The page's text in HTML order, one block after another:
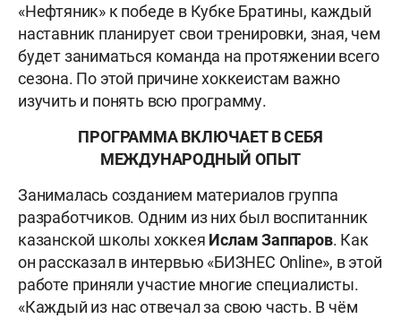
«Нефтяник» к победе в Кубке Братины, каждый
наставник планирует свои тренировки, зная, чем
будет заниматься команда на протяжении всего
сезона. По этой причине хоккеистам важно
изучить и понять всю программу.
ПРОГРАММА ВКЛЮЧАЕТ В СЕБЯ
МЕЖДУНАРОДНЫЙ ОПЫТ
Занималась созданием материалов группа
разработчиков. Одним из них был воспитанник
казанской школы хоккея Ислам Заппаров. Как
он рассказал в интервью «БИЗНЕС Online», в этой
работе приняли участие многие специалисты.
«Каждый из нас отвечал за свою часть. В чём